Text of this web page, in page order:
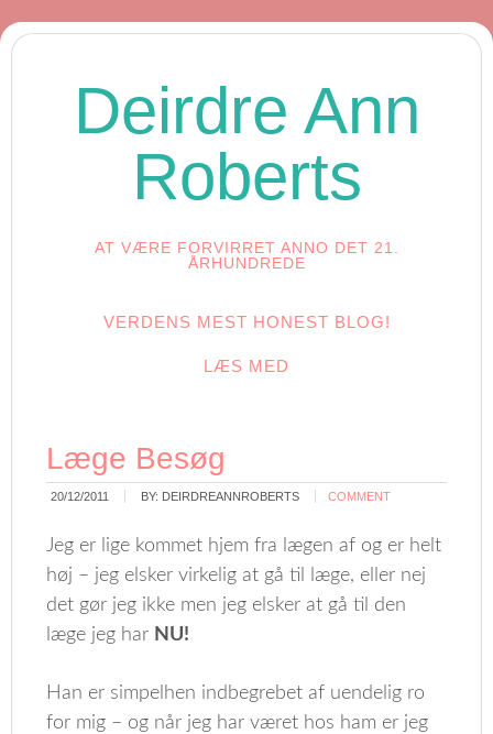
Deirdre Ann
Roberts
AT VÆRE FORVIRRET ANNO DET 21.
ÅRHUNDREDE
VERDENS MEST HONEST BLOG!
LÆS MED
Læge Besøg
20/12/2011 BY: DEIRDREANNROBERTS COMMENT
Jeg er lige kommet hjem fra lægen af og er helt
høj – jeg elsker virkelig at gå til læge, eller nej
det gør jeg ikke men jeg elsker at gå til den
læge jeg har NU!
Han er simpelhen indbegrebet af uendelig ro
for mig – og når jeg har været hos ham er jeg